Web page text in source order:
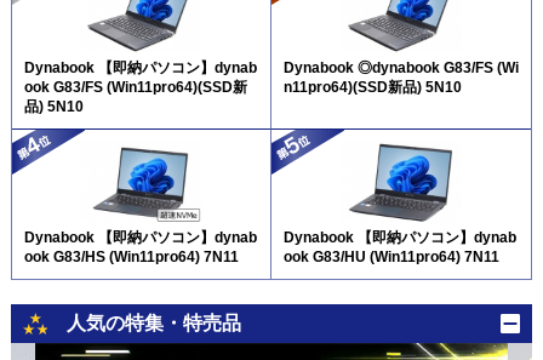
Dynabook 【即納パソコン】dynab
ook G83/FS (Win11pro64)(SSD新
品) 5N10
Dynabook ◎dynabook G83/FS (Wi
n11pro64)(SSD新品) 5N10
Dynabook 【即納パソコン】dynab
ook G83/HS (Win11pro64) 7N11
Dynabook 【即納パソコン】dynab
ook G83/HU (Win11pro64) 7N11
人気の特集・特売品